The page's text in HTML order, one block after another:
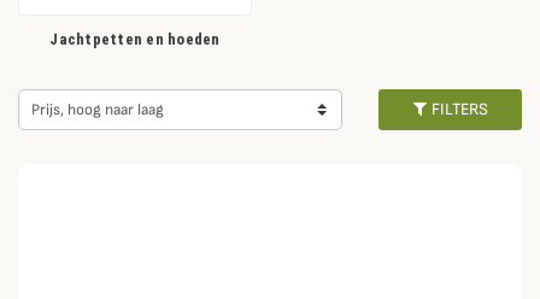
Jachtpetten en hoeden
Prijs, hoog naar laag FILTERS